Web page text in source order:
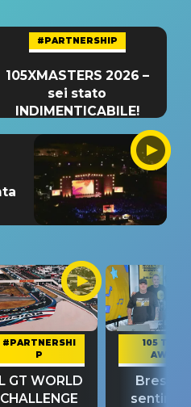
#PARTNERSHIP
105XMASTERS 2026 –
sei stato
INDIMENTICABILE!
#PARTNERSHI
P
GT WORLD
CHALLENGE
105 TAKE
AWAY
Bresh: